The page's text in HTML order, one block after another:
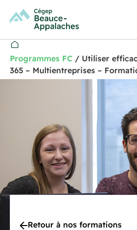
Programmes FC / Utiliser
365 – Multientreprises –
Retour à nos formations